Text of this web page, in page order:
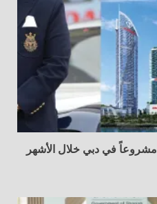
دانوب العقارية تعلن تسليم 11 مشروعاً في دبي خلال الأشهر